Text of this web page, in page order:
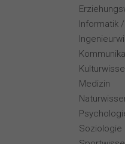
Informatik
Medizin
Soziologie